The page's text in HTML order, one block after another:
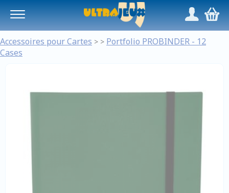
/,
Accessoires pour Cartes > > Portfolio PROBINDER - 12
Cases